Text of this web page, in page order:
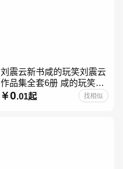
刘震云新书咸的玩笑刘震云
作品集全套6册 咸的玩笑
+一句顶一万句+一日三秋
+我不是潘金莲+我叫刘跃进
0.01起 找相似